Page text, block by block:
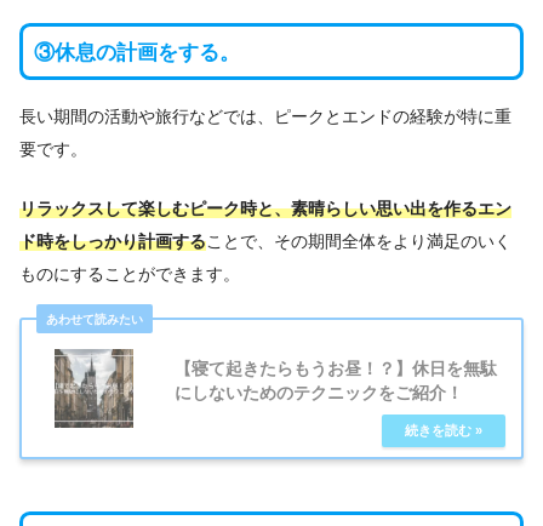
③休息の計画をする。
長い期間の活動や旅行などでは、ピークとエンドの経験が特に重
要です。
リラックスして楽しむピーク時と、素晴らしい思い出を作るエン
ド時をしっかり計画することで、その期間全体をより満足のいく
ものにすることができます。
【寝て起きたらもうお昼！？】休日を無駄
にしないためのテクニックをご紹介！